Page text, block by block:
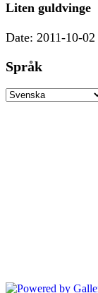
Liten guldvinge
Date: 2011-10-02
Språk